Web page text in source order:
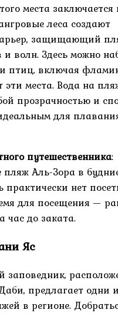
места заключается
леса создают
защищающий
и волн. Здесь можно
птиц, включая
эти места. Вода на
прозрачностью и
для
путешественника:
Аль-Зора в
практически нет
для посещения —
час до заката.
Яс
заповедник,
предлагает одни
в регионе.